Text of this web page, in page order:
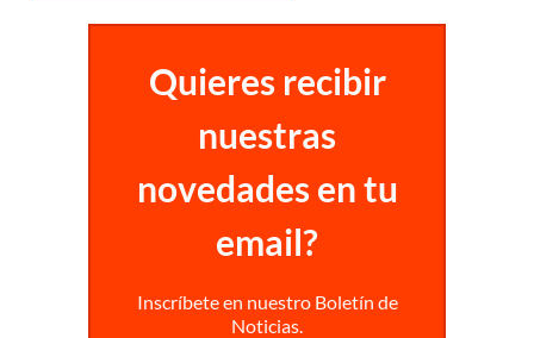
Quieres recibir
nuestras
novedades en tu
email?
Inscríbete en nuestro Boletín de
Noticias.